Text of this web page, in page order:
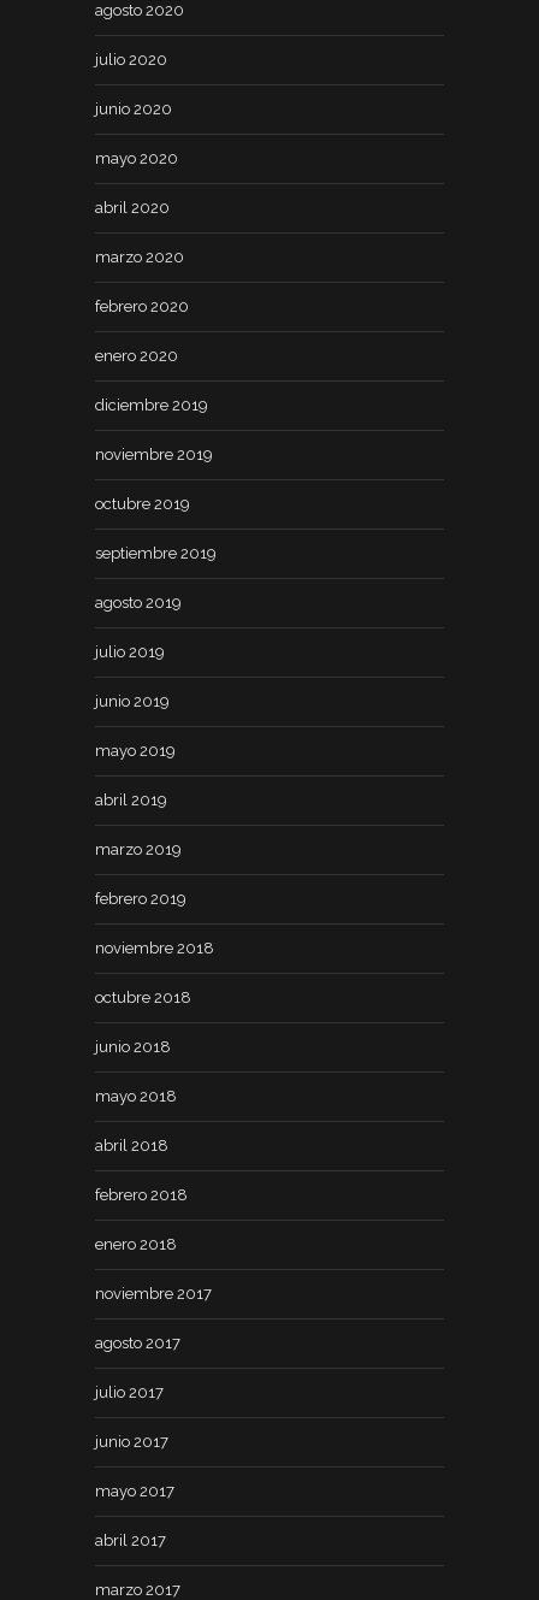
agosto 2020
julio 2020
junio 2020
mayo 2020
abril 2020
marzo 2020
febrero 2020
enero 2020
diciembre 2019
noviembre 2019
octubre 2019
septiembre 2019
agosto 2019
julio 2019
junio 2019
mayo 2019
abril 2019
marzo 2019
febrero 2019
noviembre 2018
octubre 2018
junio 2018
mayo 2018
abril 2018
febrero 2018
enero 2018
noviembre 2017
agosto 2017
julio 2017
junio 2017
mayo 2017
abril 2017
marzo 2017